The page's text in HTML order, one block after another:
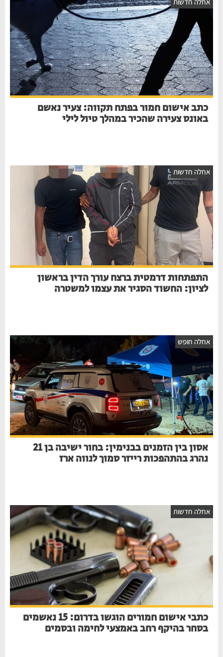
כתב אישום חמור בפתח תקווה: צעיר נאשם
באונס צעירה שהכיר במהלך טיול לילי
אחלה חדשות
התפתחות דרמטית ברצח עורך הדין בראשון
לציון: החשוד הסגיר את עצמו למשטרה
אחלה חופש
אסון בין הזמנים בבנימין: בחור ישיבה בן 21
נהרג בהתהפכות רייזר סמוך לנווה ארז
אחלה חדשות
כתבי אישום חמורים הוגשו בדרום: 15 נאשמים
בסחר בהיקף רחב באמצעי לחימה ובסמים